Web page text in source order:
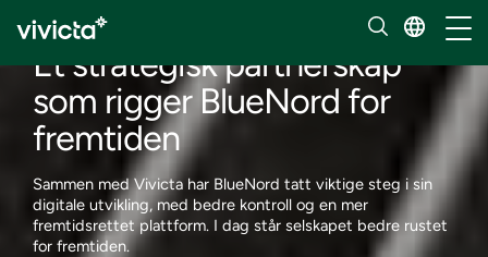
Et strategisk partnerskap
som rigger BlueNord for
fremtiden
Sammen med Vivicta har BlueNord tatt viktige steg i sin
digitale utvikling, med bedre kontroll og en mer
fremtidsrettet plattform. I dag står selskapet bedre rustet
for fremtiden.